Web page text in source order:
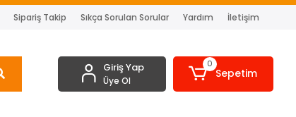
Sipariş Takip Sıkça Sorulan Sorular Yardım İletişim
Giriş Yap
Üye Ol
0
Sepetim